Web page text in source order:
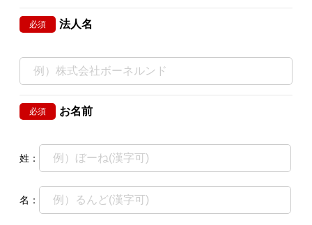
必須 法人名
必須 お名前
姓：
名：